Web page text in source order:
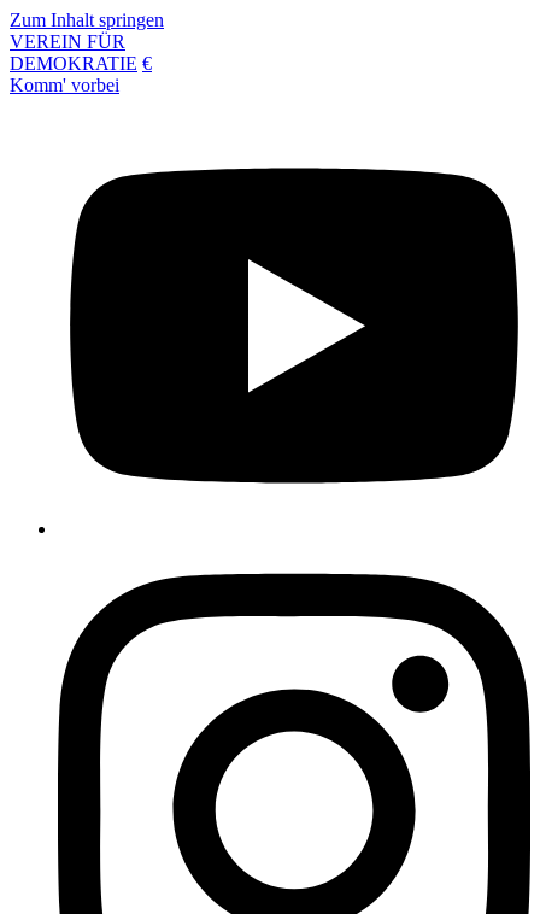
Zum Inhalt springen
VEREIN FÜR
DEMOKRATIE €
Komm' vorbei